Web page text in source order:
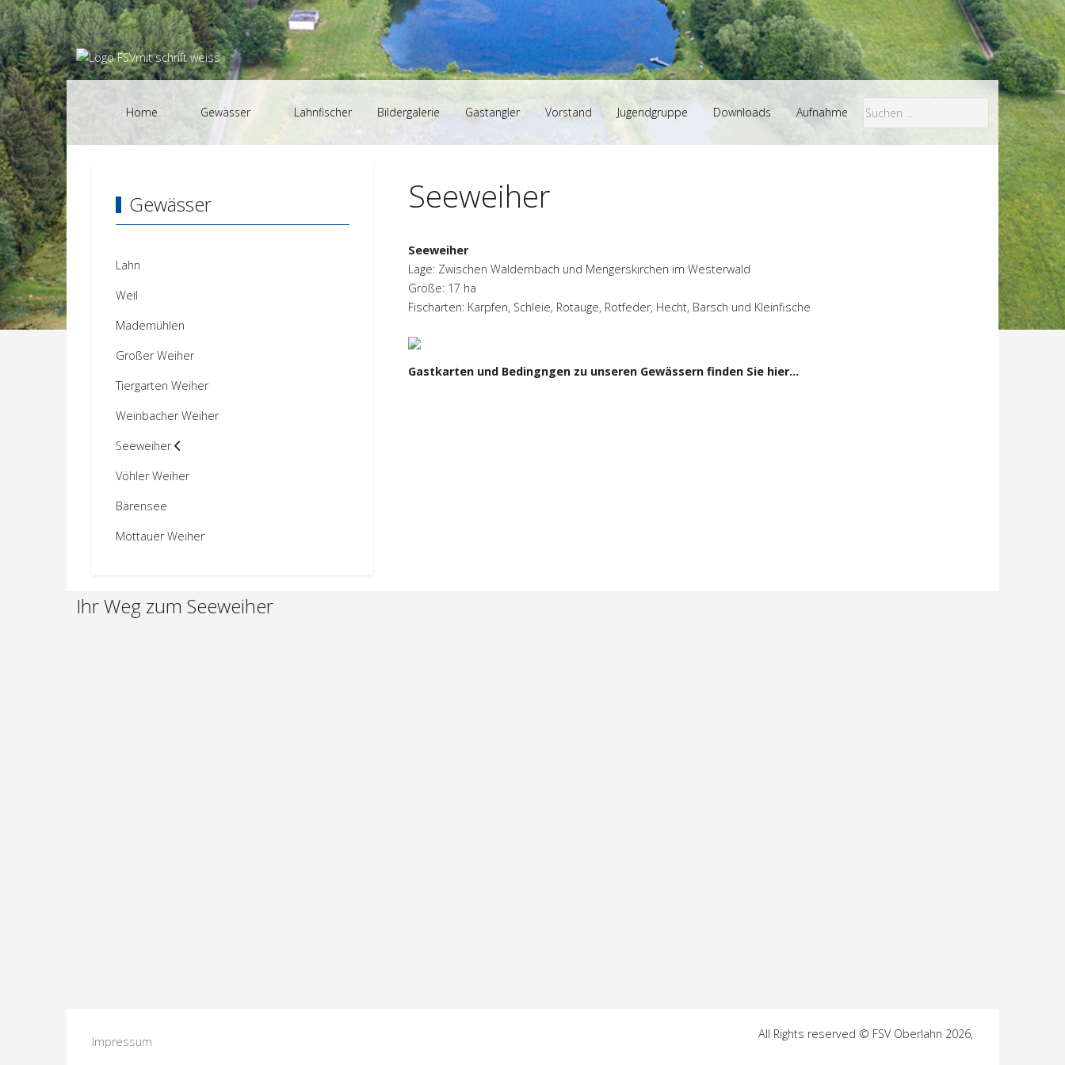
Home Gewässer Lahnfischer Bildergalerie Gastangler Vorstand Jugendgruppe Downloads Aufnahme
Gewässer
Lahn
Weil
Mademühlen
Großer Weiher
Tiergarten Weiher
Weinbacher Weiher
Seeweiher
Vöhler Weiher
Bärensee
Möttauer Weiher
Seeweiher
Seeweiher
Lage: Zwischen Waldernbach und Mengerskirchen im Westerwald
Größe: 17 ha
Fischarten: Karpfen, Schleie, Rotauge, Rotfeder, Hecht, Barsch und Kleinfische
Gastkarten und Bedingngen zu unseren Gewässern finden Sie hier...
Ihr Weg zum Seeweiher
Impressum
All Rights reserved © FSV Oberlahn 2026,